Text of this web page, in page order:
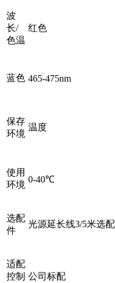
波
长/
色温
红色
蓝色 465-475nm
保存
环境
温度
使用
环境
0-40℃
选配
件
光源延长线3/5米选配
适配
控制 公司标配